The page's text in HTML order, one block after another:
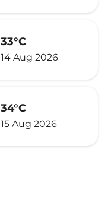
33°C
14 Aug 2026
34°C
15 Aug 2026